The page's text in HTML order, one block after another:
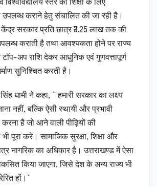
विश्वविद्यालय स्तर की शिक्षा के लिए
उपलब्ध कराने हेतु संचालित की जा रही है।
सरकार प्रति छात्र ₹3.25 लाख तक की
कराती है तथा आवश्यकता होने पर राज्य
टॉप-अप राशि देकर आधुनिक एवं गुणवत्तापूर्ण
सुनिश्चित करती है।
धामी ने कहा, ” हमारी सरकार का लक्ष्य
नहीं, बल्कि ऐसी स्थायी और प्रभावी
है जो आने वाली पीढ़ियों की
पूरा करे। सामाजिक सुरक्षा, शिक्षा और
नागरिक का अधिकार है। उत्तराखण्ड में ऐसा
किया जाएगा, जिसे देश के अन्य राज्य भी
हों।”